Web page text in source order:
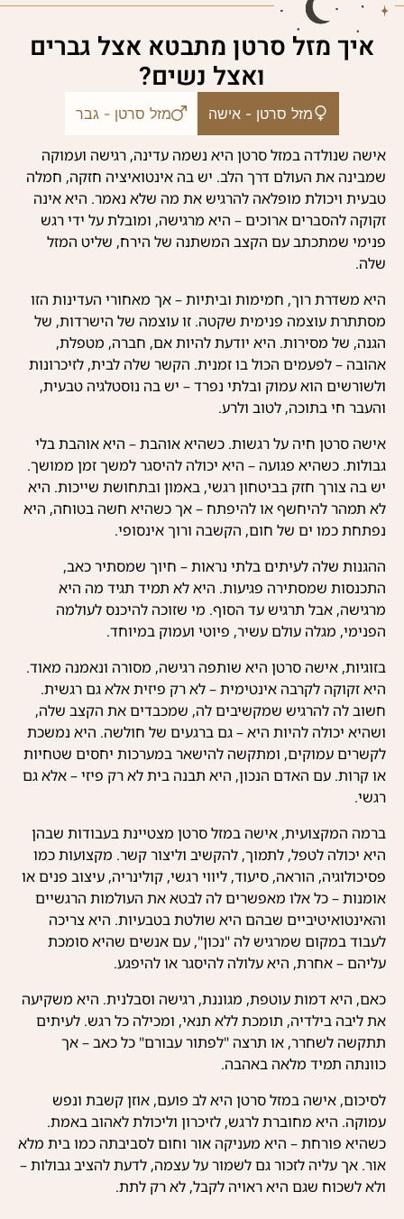
איך מזל סרטן מתבטא אצל גברים
ואצל נשים?
מזל סרטן - אישה מזל סרטן - גבר
אישה שנולדה במזל סרטן היא נשמה עדינה, רגישה ועמוקה
שמבינה את העולם דרך הלב. יש בה אינטואיציה חזקה, חמלה
טבעית ויכולת מופלאה להרגיש את מה שלא נאמר. היא אינה
זקוקה להסברים ארוכים – היא מרגישה, ומובלת על ידי רגש
פנימי שמתכתב עם הקצב המשתנה של הירח, שליט המזל
שלה.
היא משדרת רוך, חמימות וביתיות – אך מאחורי העדינות הזו
מסתתרת עוצמה פנימית שקטה. זו עוצמה של הישרדות, של
הגנה, של מסירות. היא יודעת להיות אם, חברה, מטפלת,
אהובה – לפעמים הכול בו זמנית. הקשר שלה לבית, לזיכרונות
ולשורשים הוא עמוק ובלתי נפרד – יש בה נוסטלגיה טבעית,
והעבר חי בתוכה, לטוב ולרע.
אישה סרטן חיה על רגשות. כשהיא אוהבת – היא אוהבת בלי
גבולות. כשהיא פגועה – היא יכולה להיסגר למשך זמן ממושך.
יש בה צורך חזק בביטחון רגשי, באמון ובתחושת שייכות. היא
לא תמהר להיחשף או להיפתח – אך כשהיא חשה בטוחה, היא
נפתחת כמו ים של חום, הקשבה ורוך אינסופי.
ההגנות שלה לעיתים בלתי נראות – חיוך שמסתיר כאב,
התכנסות שמסתירה פגיעות. היא לא תמיד תגיד מה היא
מרגישה, אבל תרגיש עד הסוף. מי שזוכה להיכנס לעולמה
הפנימי, מגלה עולם עשיר, פיוטי ועמוק במיוחד.
בזוגיות, אישה סרטן היא שותפה רגישה, מסורה ונאמנה מאוד.
היא זקוקה לקרבה אינטימית – לא רק פיזית אלא גם רגשית.
חשוב לה להרגיש שמקשיבים לה, שמכבדים את הקצב שלה,
ושהיא יכולה להיות היא – גם ברגעים של חולשה. היא נמשכת
לקשרים עמוקים, ומתקשה להישאר במערכות יחסים שטחיות
או קרות. עם האדם הנכון, היא תבנה בית לא רק פיזי – אלא גם
רגשי.
ברמה המקצועית, אישה במזל סרטן מצטיינת בעבודות שבהן
היא יכולה לטפל, לתמוך, להקשיב וליצור קשר. מקצועות כמו
פסיכולוגיה, הוראה, סיעוד, ליווי רגשי, קולינריה, עיצוב פנים או
אומנות – כל אלו מאפשרים לה לבטא את העולמות הרגשיים
והאינטואיטיביים שבהם היא שולטת בטבעיות. היא צריכה
לעבוד במקום שמרגיש לה "נכון", עם אנשים שהיא סומכת
עליהם – אחרת, היא עלולה להיסגר או להיפגע.
כאם, היא דמות עוטפת, מגוננת, רגישה וסבלנית. היא משקיעה
את ליבה בילדיה, תומכת ללא תנאי, ומכילה כל רגש. לעיתים
תתקשה לשחרר, או תרצה "לפתור עבורם" כל כאב – אך
כוונתה תמיד מלאה באהבה.
לסיכום, אישה במזל סרטן היא לב פועם, אוזן קשבת ונפש
עמוקה. היא מחוברת לרגש, לזיכרון וליכולת לאהוב באמת.
כשהיא פורחת – היא מעניקה אור וחום לסביבתה כמו בית מלא
אור. אך עליה לזכור גם לשמור על עצמה, לדעת להציב גבולות –
ולא לשכוח שגם היא ראויה לקבל, לא רק לתת.